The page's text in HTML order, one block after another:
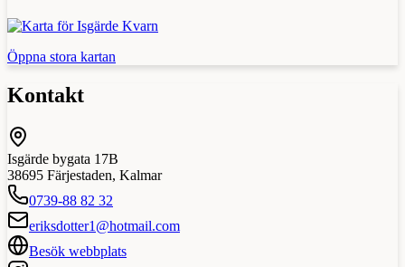
Öppna stora kartan
Kontakt
Isgärde bygata 17B
38695 Färjestaden, Kalmar
0739-88 82 32
eriksdotter1@hotmail.com
Besök webbplats